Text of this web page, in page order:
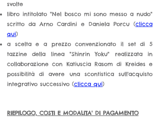
svolte
libro intitolato "Nel bosco mi sono messo a nudo"
scritto da Arno Cardini e Daniela Porcu (clicca
qui)
a scelta e a prezzo convenzionato il set di 5
tazzine della linea "Shinrin Yoku" realizzata in
collaborazione con Katiuscia Rasom di Kreides e
possibilità di avere una scontisticasull'acquisto
integrativo successivo (clicca qui)
RIEPILOGO, COSTI E MODALITA' DI PAGAMENTO